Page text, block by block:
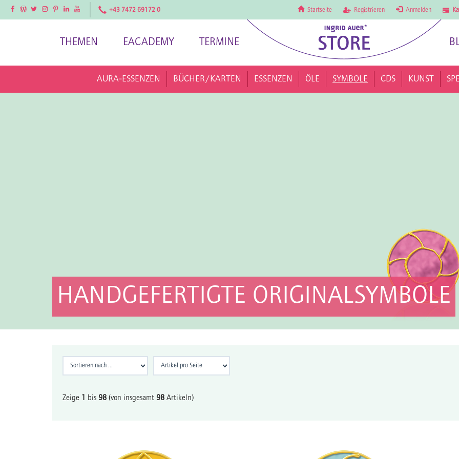
FacebookFacebookTwitterInstagramPinterestLinkedInYouTube +43 7472 69172 0 Startseite Registrieren Anmelden
THEMEN EACADEMY TERMINE
AURA-ESSENZEN BÜCHER/KARTEN ESSENZEN ÖLE SYMBOLE CDS KUNST
HANDGEFERTIGTE ORIGINALSYMBOLE
Zeige 1 bis 98 (von insgesamt 98 Artikeln)